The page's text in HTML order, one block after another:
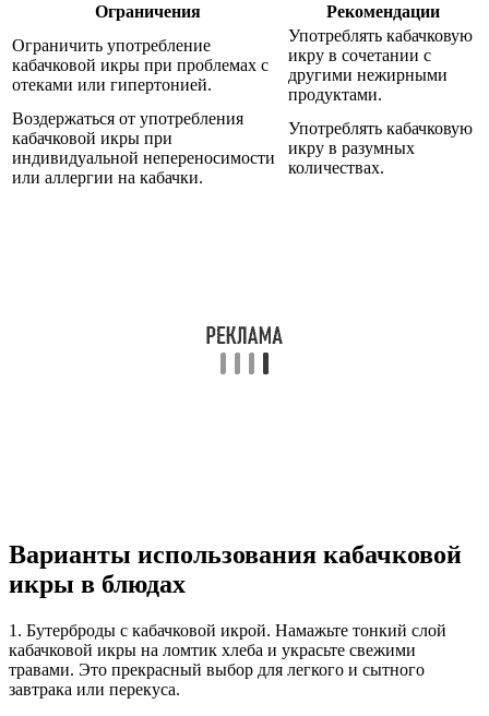
Ограничения
Рекомендации
Ограничить употребление
кабачковой икры при проблемах с
отеками или гипертонией.
Употреблять кабачковую
икру в сочетании с
другими нежирными
продуктами.
Воздержаться от употребления
кабачковой икры при
индивидуальной непереносимости
или аллергии на кабачки.
Употреблять кабачковую
икру в разумных
количествах.
Варианты использования кабачковой
икры в блюдах
1. Бутерброды с кабачковой икрой. Намажьте тонкий слой
кабачковой икры на ломтик хлеба и украсьте свежими
травами. Это прекрасный выбор для легкого и сытного
завтрака или перекуса.